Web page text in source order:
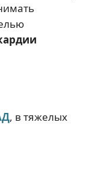
, в тяжелых